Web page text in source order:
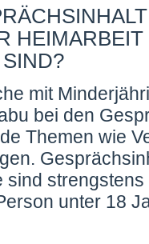
mit
bei den
Themen wie
sind
unter 18